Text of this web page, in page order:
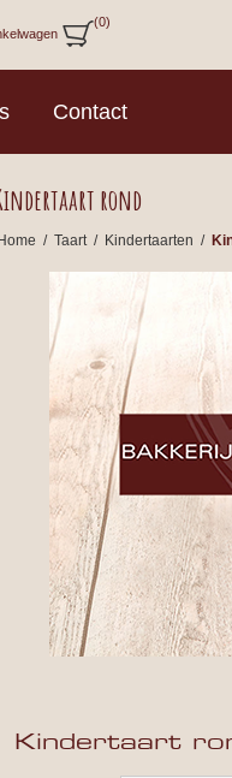
(0)
Contact
rond
Home / Taart / Kindertaarten /
Kindertaart